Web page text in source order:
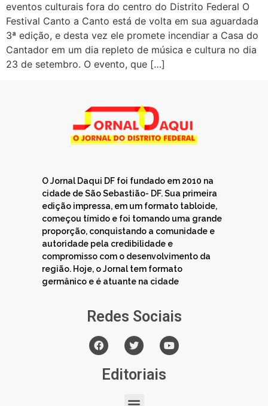
eventos culturais fora do centro do Distrito Federal O
Festival Canto a Canto está de volta em sua aguardada
3ª edição, e desta vez ele promete incendiar a Casa do
Cantador em um dia repleto de música e cultura no dia
23 de setembro. O evento, que […]
O Jornal Daqui DF foi fundado em 2010 na
cidade de São Sebastião- DF. Sua primeira
edição impressa, em um formato tabloide,
começou tímido e foi tomando uma grande
proporção, conquistando a comunidade e
autoridade pela credibilidade e
compromisso com o desenvolvimento da
região. Hoje, o Jornal tem formato
germânico e é atuante na cidade
Redes Sociais
Editoriais